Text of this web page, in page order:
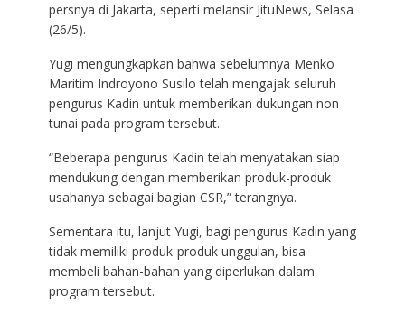
persnya di Jakarta, seperti melansir JituNews, Selasa
(26/5).
Yugi mengungkapkan bahwa sebelumnya Menko
Maritim Indroyono Susilo telah mengajak seluruh
pengurus Kadin untuk memberikan dukungan non
tunai pada program tersebut.
“Beberapa pengurus Kadin telah menyatakan siap
mendukung dengan memberikan produk-produk
usahanya sebagai bagian CSR,” terangnya.
Sementara itu, lanjut Yugi, bagi pengurus Kadin yang
tidak memiliki produk-produk unggulan, bisa
membeli bahan-bahan yang diperlukan dalam
program tersebut.